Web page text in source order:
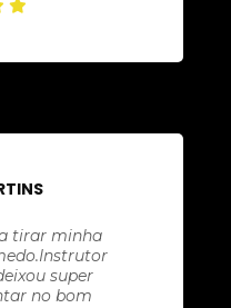
tirar minha
super
no bom